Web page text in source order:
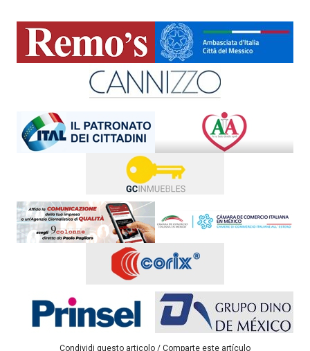
Condividi questo articolo / Comparte este artículo